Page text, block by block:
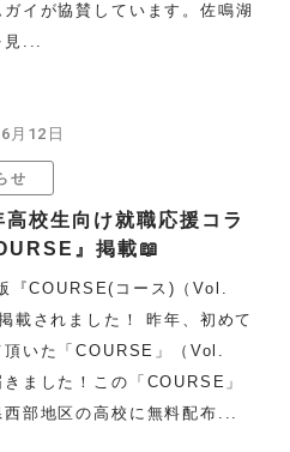
ガイが協賛しています。佐鳴湖
見...
月12日
せ
校生向け就職応援コラ
』掲載📖
『COURSE(コース)（Vol.
載されました！ 昨年、初めて
頂いた「COURSE」（Vol.
きました！この「COURSE」
西部地区の高校に無料配布...